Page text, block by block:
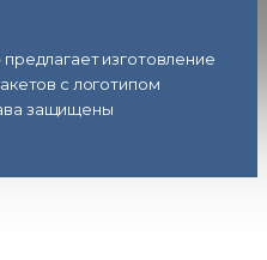
изготовление
с логотипом
защищены